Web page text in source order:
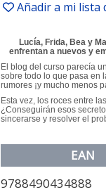
Añadir a mi lista
Lucía, Frida, Bea y
enfrentan a nuevos y
El blog del curso parecía
sobre todo lo que pasa en
rumores ¡y mucho menos
Esta vez, los roces entre
¿Conseguirán esos
sincerarse y resolver el
EAN
9788490434888